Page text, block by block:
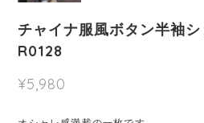
チャイナ服風ボタン半袖
R0128
¥5,980